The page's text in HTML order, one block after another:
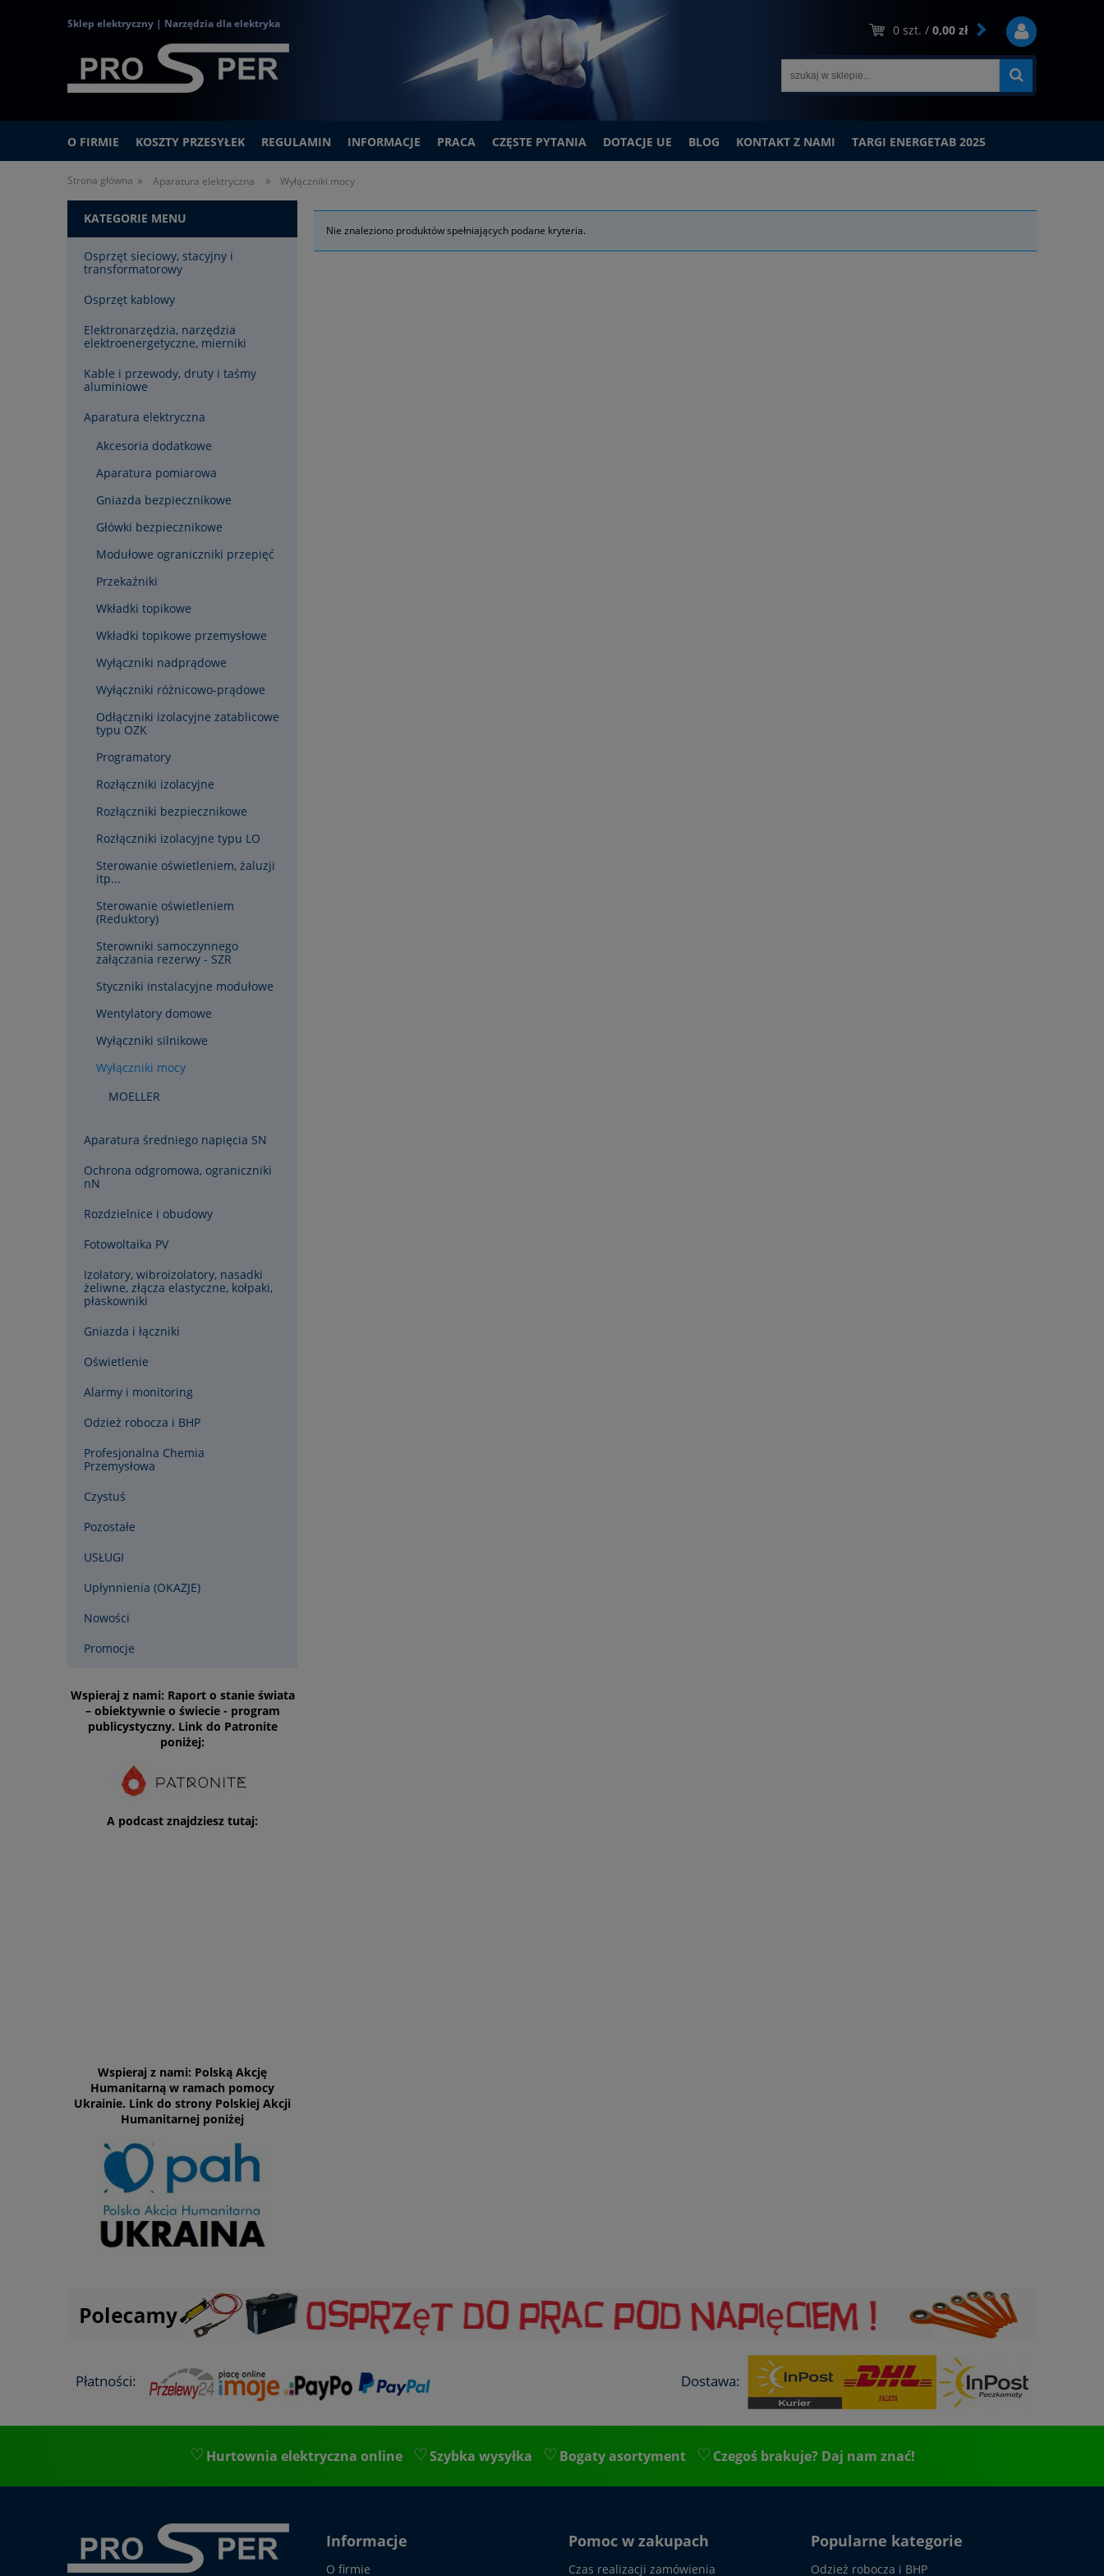
Sklep elektryczny | Narzędzia dla elektryka 0 szt. / 0,00 zł
O FIRMIE KOSZTY PRZESYŁEK REGULAMIN INFORMACJE PRACA CZĘSTE PYTANIA DOTACJE UE BLOG KONTAKT Z NAMI TARGI ENERGETAB 2025
Strona główna » Aparatura elektryczna » Wyłączniki mocy
KATEGORIE MENU
Osprzęt sieciowy, stacyjny i
transformatorowy
Osprzęt kablowy
Elektronarzędzia, narzędzia
elektroenergetyczne, mierniki
Kable i przewody, druty i taśmy
aluminiowe
Aparatura elektryczna
Akcesoria dodatkowe
Aparatura pomiarowa
Gniazda bezpiecznikowe
Główki bezpiecznikowe
Modułowe ograniczniki przepięć
Przekaźniki
Wkładki topikowe
Wkładki topikowe przemysłowe
Wyłączniki nadprądowe
Wyłączniki różnicowo-prądowe
Odłączniki izolacyjne zatablicowe
typu OZK
Programatory
Rozłączniki izolacyjne
Rozłączniki bezpiecznikowe
Rozłączniki izolacyjne typu LO
Sterowanie oświetleniem, żaluzji
itp...
Sterowanie oświetleniem
(Reduktory)
Sterowniki samoczynnego
załączania rezerwy - SZR
Styczniki instalacyjne modułowe
Wentylatory domowe
Wyłączniki silnikowe
Wyłączniki mocy
MOELLER
Aparatura średniego napięcia SN
Ochrona odgromowa, ograniczniki
nN
Rozdzielnice i obudowy
Fotowoltaika PV
Izolatory, wibroizolatory, nasadki
żeliwne, złącza elastyczne, kołpaki,
płaskowniki
Gniazda i łączniki
Oświetlenie
Alarmy i monitoring
Odzież robocza i BHP
Profesjonalna Chemia
Przemysłowa
Czystuś
Pozostałe
USŁUGI
Upłynnienia (OKAZJE)
Nowości
Promocje
Wspieraj z nami: Raport o stanie świata
– obiektywnie o świecie - program
publicystyczny. Link do Patronite
poniżej:
A podcast znajdziesz tutaj:
Wspieraj z nami: Polską Akcję
Humanitarną w ramach pomocy
Ukrainie. Link do strony Polskiej Akcji
Humanitarnej poniżej
Nie znaleziono produktów spełniających podane kryteria.
Płatności: Dostawa:
Hurtownia elektryczna online Szybka wysyłka Bogaty asortyment Czegoś brakuje? Daj nam znać!
Informacje
O firmie
Pomoc w zakupach
Czas realizacji zamówienia
Popularne kategorie
Odzież robocza i BHP